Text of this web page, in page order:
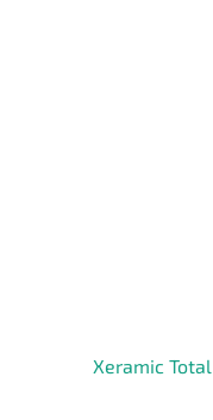
Xeramic